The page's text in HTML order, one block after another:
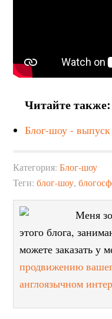
Читайте также:
Блог-шоу -
Категория:Блог-шоу
Теги:блог-шоу,
Меня
этого блога,
можете заказать у
продвижению
англоязычном